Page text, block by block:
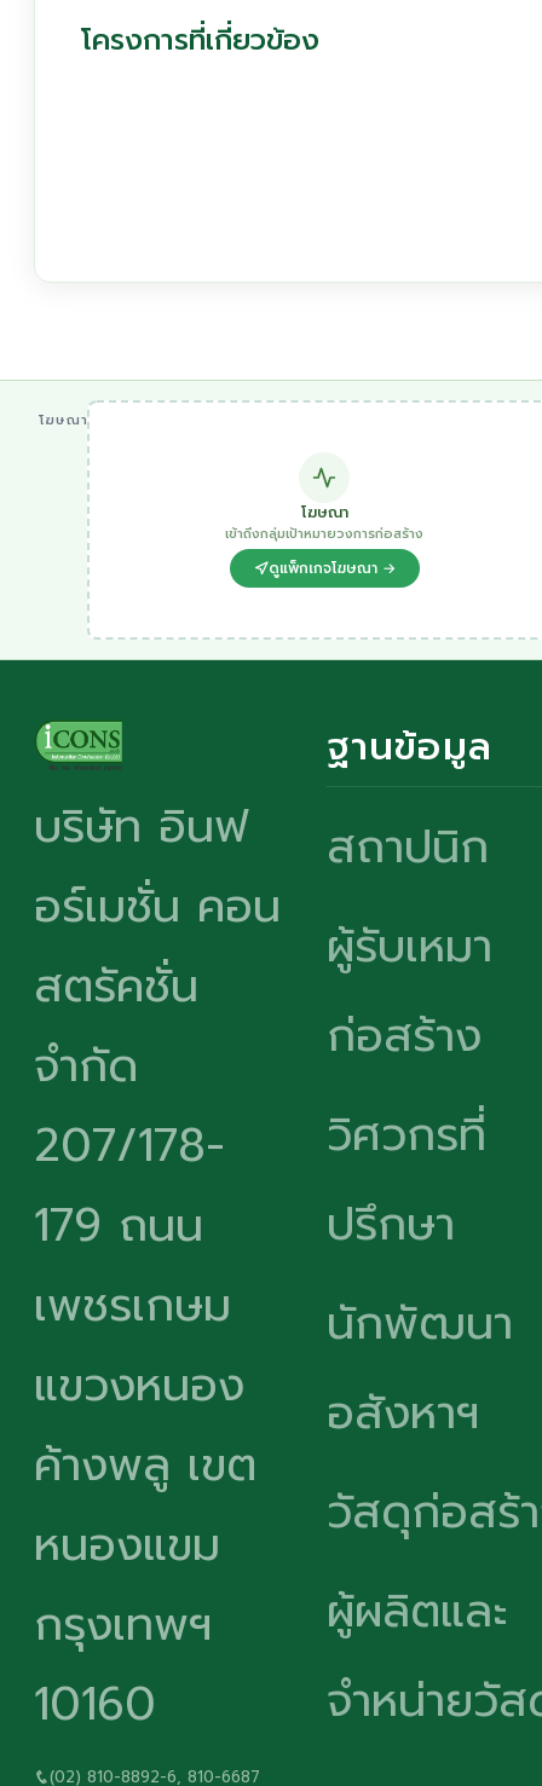
โครงการที่เกี่ยวข้อง
โฆษณา
โฆษณา
เข้าถึงกลุ่มเป้าหมายวงการก่อสร้าง
ดูแพ็กเกจโฆษณา →
บริษัท อินฟ
อร์เมชั่น คอน
สตรัคชั่น
จำกัด
207/178-
179 ถนน
เพชรเกษม
แขวงหนอง
ค้างพลู เขต
หนองแขม
กรุงเทพฯ
10160
(02) 810-8892-6, 810-6687
ฐานข้อมูล
สถาปนิก
ผู้รับเหมา
ก่อสร้าง
วิศวกรที่
ปรึกษา
นักพัฒนา
อสังหาฯ
วัสดุก่อสร้
ผู้ผลิตและ
จำหน่ายวั